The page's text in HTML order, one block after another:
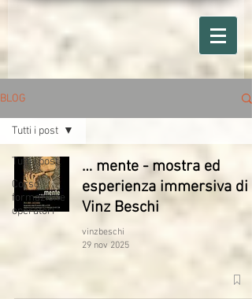
BLOG
Tutti i post
Corso
formazione
operatori
Tutti i post
… mente - mostra ed
esperienza immersiva di
Vinz Beschi
vinzbeschi
29 nov 2025